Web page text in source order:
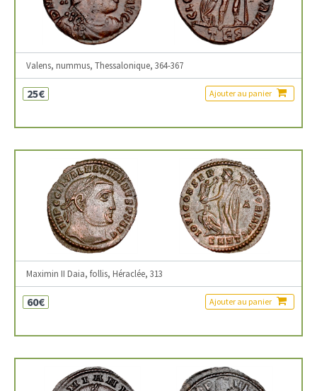
Valens, nummus, Thessalonique, 364-367
25€ Ajouter au panier
Maximin II Daia, follis, Héraclée, 313
60€ Ajouter au panier